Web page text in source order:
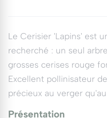
Le Cerisier 'Lapins' est
recherché : un seul
grosses cerises rouge
Excellent pollinisateur
précieux au verger
Présentation